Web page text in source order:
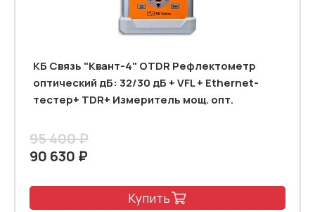
КБ Связь "Квант-4" OTDR Рефлектометр
оптический дБ: 32/30 дБ + VFL + Ethernet-
тестер+ TDR+ Измеритель мощ. опт.
95 400 ₽
90 630 ₽
Купить